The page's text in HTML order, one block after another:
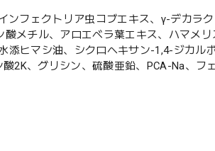
ンフェクトリア虫コブエキス、γ-デカラ
メチル、アロエベラ葉エキス、ハマメリ
添ヒマシ油、シクロヘキサン-1,4-ジカル
2K、グリシン、硫酸亜鉛、PCA-Na、フ